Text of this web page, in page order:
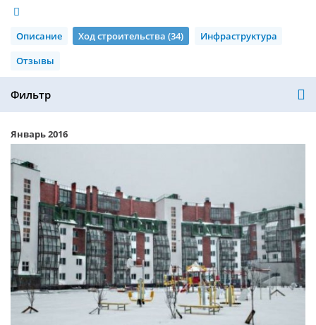
Описание Ход строительства (34)
Инфраструктура
Отзывы
Фильтр
Январь 2016